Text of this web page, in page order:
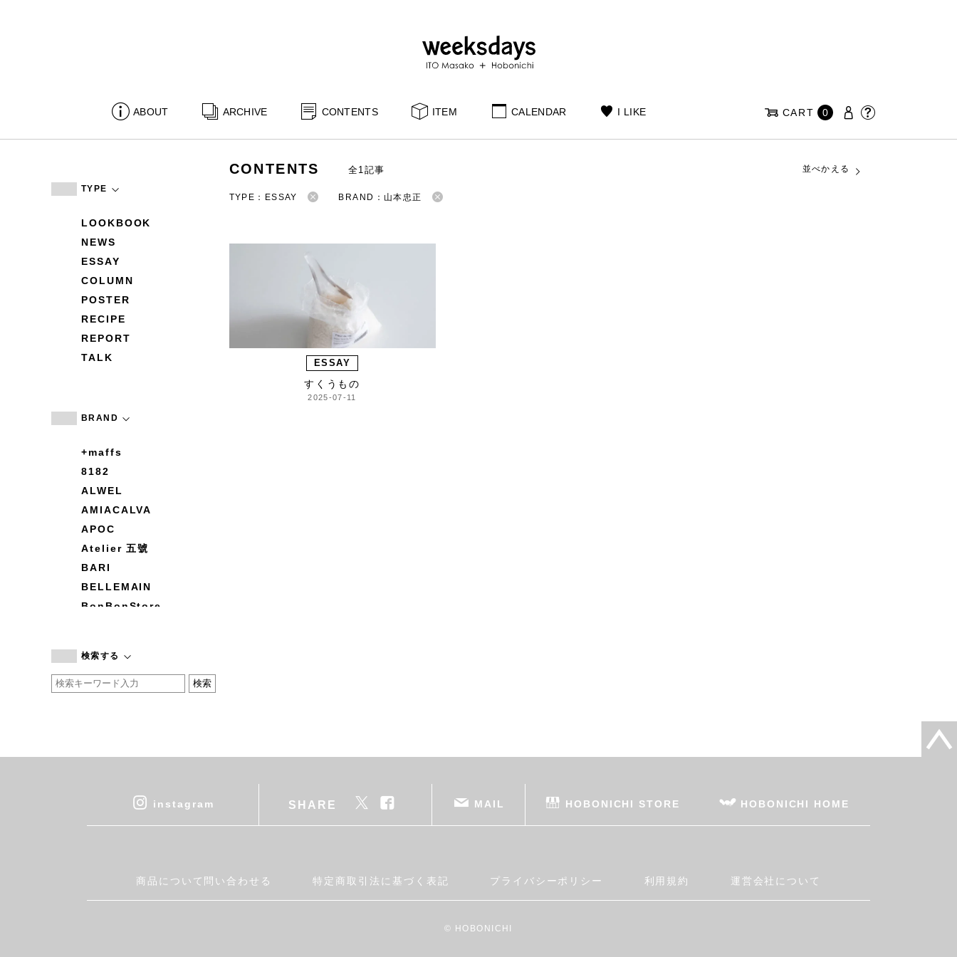
ABOUT ARCHIVE CONTENTS ITEM CALENDAR I LIKE CART 0
TYPE
LOOKBOOK
NEWS
ESSAY
COLUMN
POSTER
RECIPE
REPORT
TALK
BRAND
+maffs
8182
ALWEL
AMIACALVA
APOC
Atelier 五號
BARI
BELLEMAIN
BonBonStore
by basics
CATWORTH
cohan
DEAN & DELUCA
Fatima Morocco
検索する
CONTENTS 全1記事 並べかえる
TYPE：ESSAY BRAND：山本忠正
ESSAY
すくうもの
2025-07-11
instagram SHARE MAIL HOBONICHI STORE HOBONICHI HOME
商品について問い合わせる 特定商取引法に基づく表記 プライバシーポリシー 利用規約 運営会社について
© HOBONICHI